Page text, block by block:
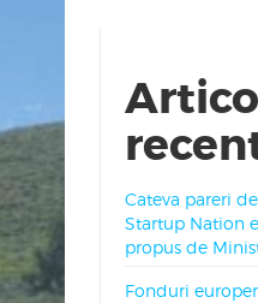
Cateva pareri
Startup Nation
propus de
Fonduri